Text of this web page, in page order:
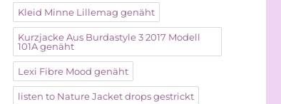
Kleid Minne Lillemag genäht
Kurzjacke Aus Burdastyle 3 2017 Modell
101A genäht
Lexi Fibre Mood genäht
listen to Nature Jacket drops gestrickt